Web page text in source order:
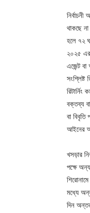
থাকছে না
হলে ৭২
২০২৫ এর
এজেন্ট
বক্তব্য
বা বিবৃতি
আইনের
খসড়ার
পক্ষে
মধ্যে
দিন অন্তর